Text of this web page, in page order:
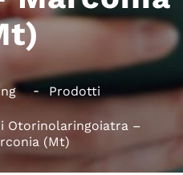
Prodotti
Otorinolaringoiatra –
(Mt)